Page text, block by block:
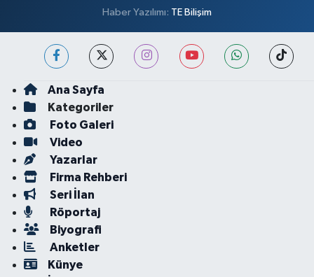
Haber Yazılımı: TE Bilişim
Ana Sayfa
Kategoriler
Foto Galeri
Video
Yazarlar
Firma Rehberi
Seri İlan
Röportaj
Biyografi
Anketler
Künye